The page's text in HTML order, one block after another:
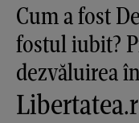
Cum a fost
fostul iubit?
dezvăluirea